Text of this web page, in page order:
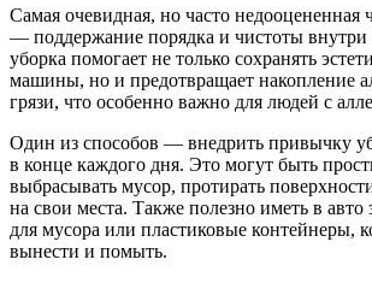
Самая очевидная, но часто недооцененная
— поддержание порядка и чистоты внутри
уборка помогает не только сохранять
машины, но и предотвращает накопление
грязи, что особенно важно для людей с
Один из способов — внедрить привычку
в конце каждого дня. Это могут быть
выбрасывать мусор, протирать
на свои места. Также полезно иметь в авто
для мусора или пластиковые контейнеры,
вынести и помыть.